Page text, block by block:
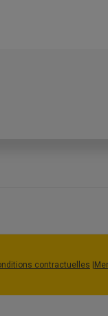
temporaire en
sont les
contractuelles |